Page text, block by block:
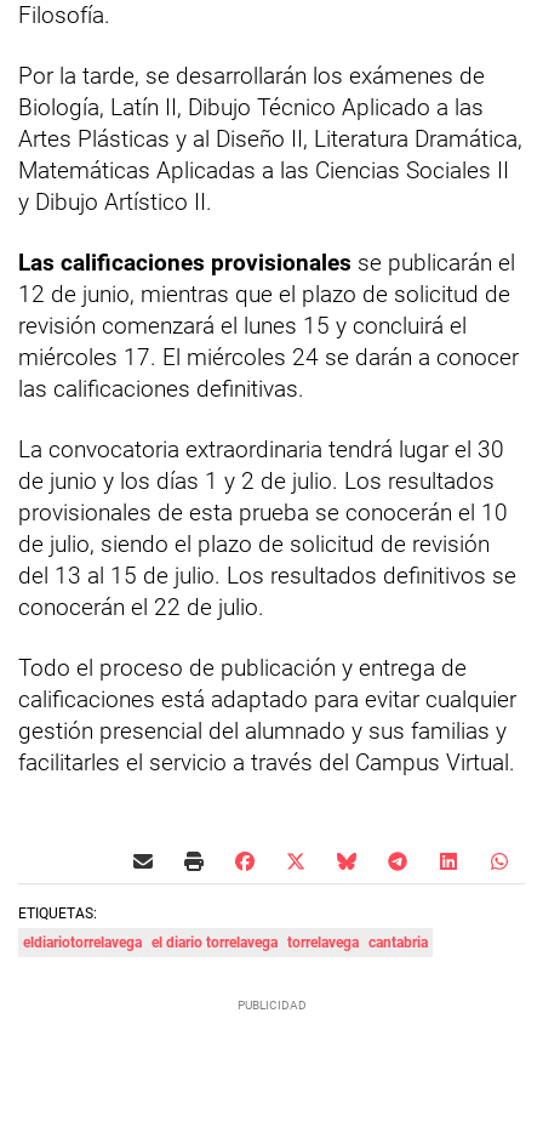
Filosofía.
Por la tarde, se desarrollarán los exámenes de
Biología, Latín II, Dibujo Técnico Aplicado a las
Artes Plásticas y al Diseño II, Literatura Dramática,
Matemáticas Aplicadas a las Ciencias Sociales II
y Dibujo Artístico II.
Las calificaciones provisionales se publicarán el
12 de junio, mientras que el plazo de solicitud de
revisión comenzará el lunes 15 y concluirá el
miércoles 17. El miércoles 24 se darán a conocer
las calificaciones definitivas.
La convocatoria extraordinaria tendrá lugar el 30
de junio y los días 1 y 2 de julio. Los resultados
provisionales de esta prueba se conocerán el 10
de julio, siendo el plazo de solicitud de revisión
del 13 al 15 de julio. Los resultados definitivos se
conocerán el 22 de julio.
Todo el proceso de publicación y entrega de
calificaciones está adaptado para evitar cualquier
gestión presencial del alumnado y sus familias y
facilitarles el servicio a través del Campus Virtual.
ETIQUETAS:
eldiariotorrelavega el diario torrelavega torrelavega cantabria